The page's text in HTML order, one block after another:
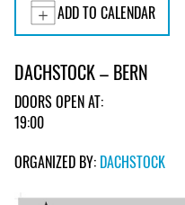
ADD TO CALENDAR
DACHSTOCK – BERN
DOORS OPEN AT:
19:00
ORGANIZED BY: DACHSTOCK